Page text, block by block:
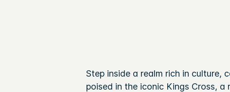
Step inside a realm rich in
poised in the iconic Kings Cross,